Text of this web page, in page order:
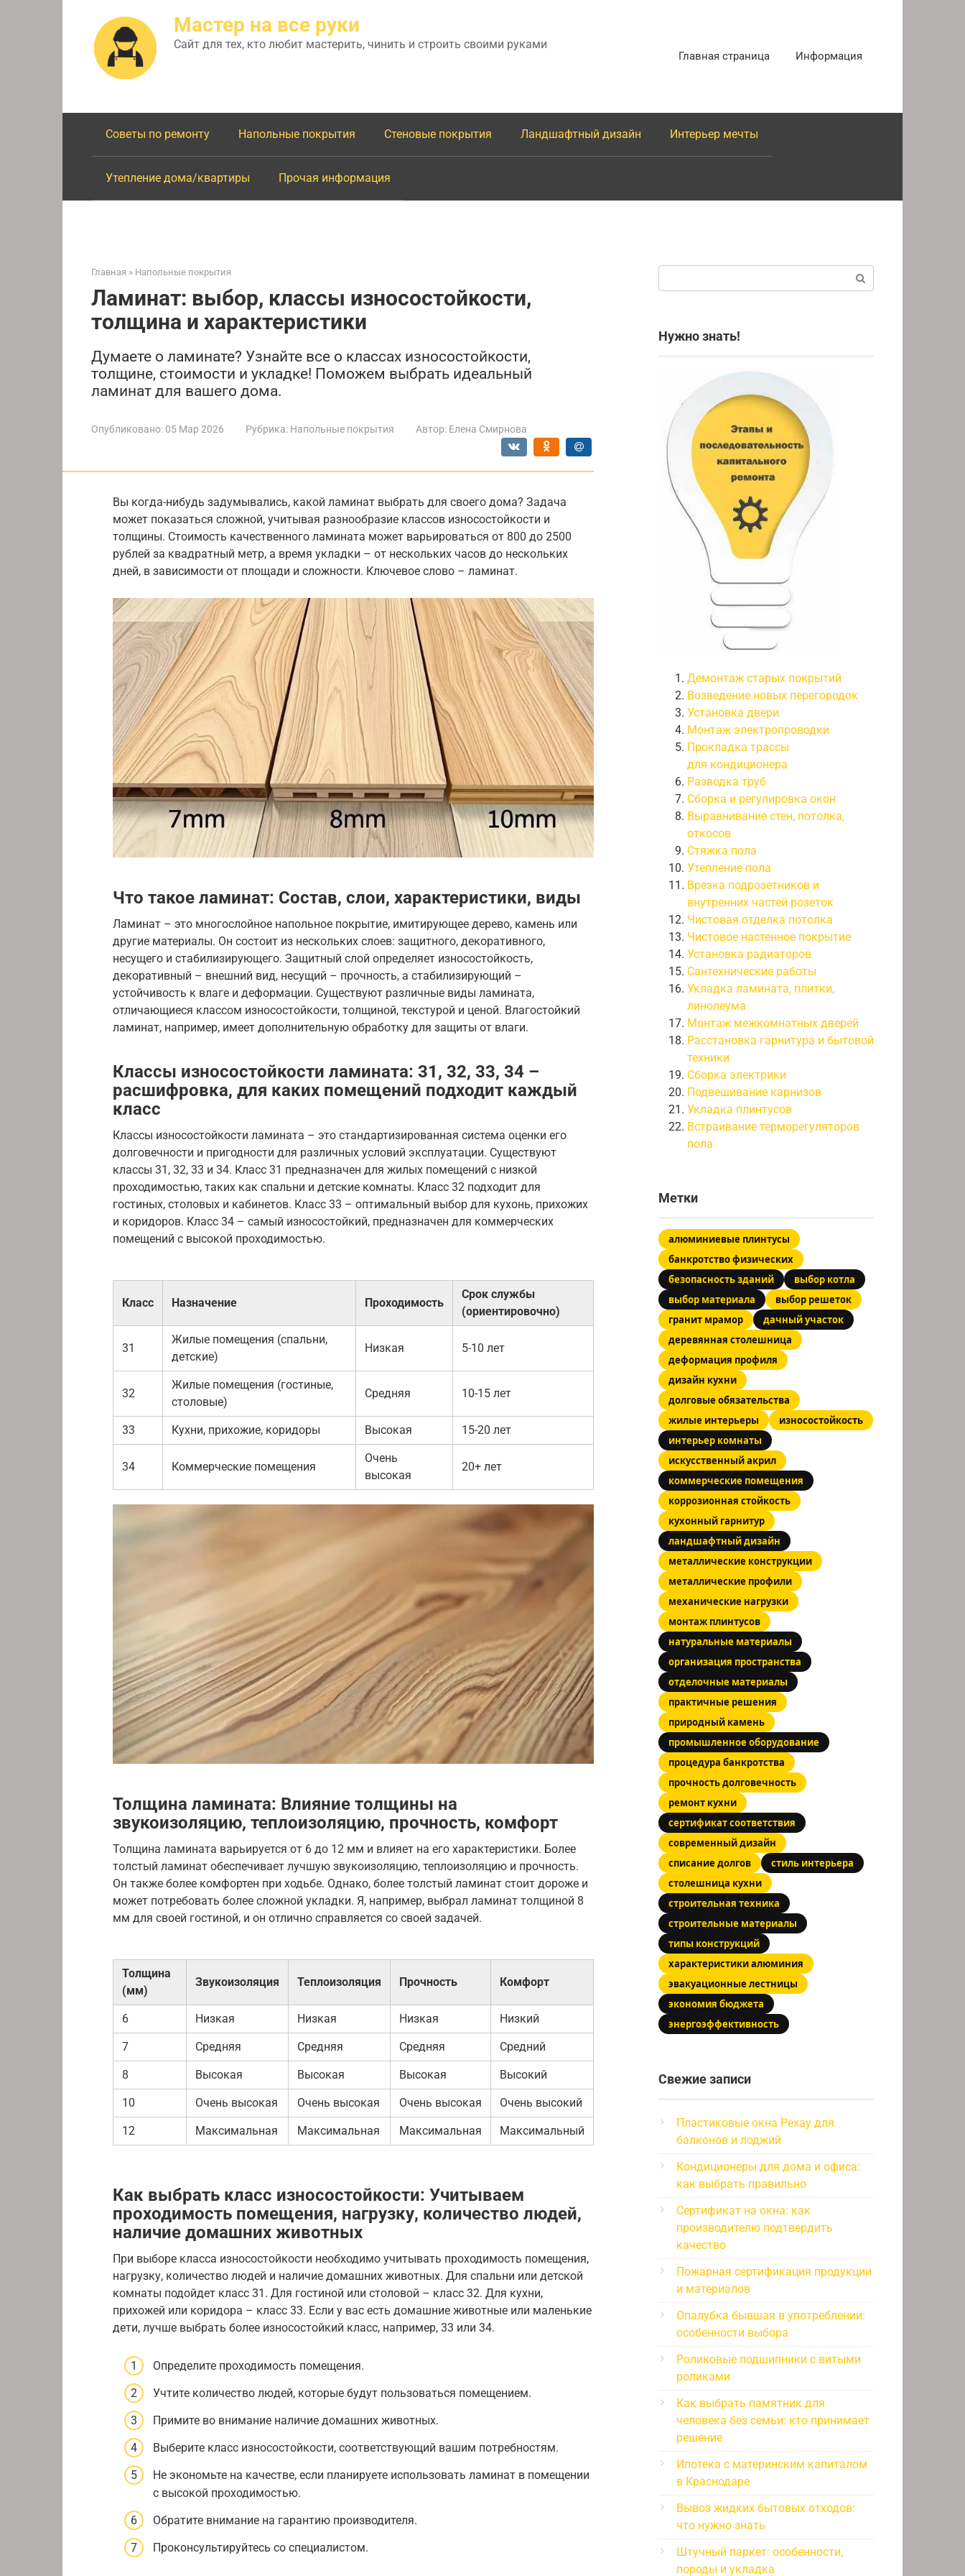
Мастер на все руки
Сайт для тех, кто любит мастерить, чинить и строить своими руками
Главная страница Информация
Советы по ремонту Напольные покрытия Стеновые покрытия Ландшафтный дизайн Интерьер мечты
Утепление дома/квартиры Прочая информация
Главная » Напольные покрытия
Ламинат: выбор, классы износостойкости,
толщина и характеристики
Думаете о ламинате? Узнайте все о классах износостойкости,
толщине, стоимости и укладке! Поможем выбрать идеальный
ламинат для вашего дома.
Опубликовано: 05 Мар 2026 Рубрика: Напольные покрытия Автор: Елена Смирнова
Вы когда-нибудь задумывались, какой ламинат выбрать для своего дома? Задача
может показаться сложной, учитывая разнообразие классов износостойкости и
толщины. Стоимость качественного ламината может варьироваться от 800 до 2500
рублей за квадратный метр, а время укладки – от нескольких часов до нескольких
дней, в зависимости от площади и сложности. Ключевое слово – ламинат.
Что такое ламинат: Состав, слои, характеристики, виды
Ламинат – это многослойное напольное покрытие, имитирующее дерево, камень или
другие материалы. Он состоит из нескольких слоев: защитного, декоративного,
несущего и стабилизирующего. Защитный слой определяет износостойкость,
декоративный – внешний вид, несущий – прочность, а стабилизирующий –
устойчивость к влаге и деформации. Существуют различные виды ламината,
отличающиеся классом износостойкости, толщиной, текстурой и ценой. Влагостойкий
ламинат, например, имеет дополнительную обработку для защиты от влаги.
Классы износостойкости ламината: 31, 32, 33, 34 –
расшифровка, для каких помещений подходит каждый
класс
Классы износостойкости ламината – это стандартизированная система оценки его
долговечности и пригодности для различных условий эксплуатации. Существуют
классы 31, 32, 33 и 34. Класс 31 предназначен для жилых помещений с низкой
проходимостью, таких как спальни и детские комнаты. Класс 32 подходит для
гостиных, столовых и кабинетов. Класс 33 – оптимальный выбор для кухонь, прихожих
и коридоров. Класс 34 – самый износостойкий, предназначен для коммерческих
помещений с высокой проходимостью.
Класс Назначение Проходимость
Срок службы
(ориентировочно)
31
Жилые помещения (спальни,
детские)
Низкая 5-10 лет
32
Жилые помещения (гостиные,
столовые)
Средняя 10-15 лет
33 Кухни, прихожие, коридоры Высокая 15-20 лет
34 Коммерческие помещения
Очень
высокая
20+ лет
Толщина ламината: Влияние толщины на
звукоизоляцию, теплоизоляцию, прочность, комфорт
Толщина ламината варьируется от 6 до 12 мм и влияет на его характеристики. Более
толстый ламинат обеспечивает лучшую звукоизоляцию, теплоизоляцию и прочность.
Он также более комфортен при ходьбе. Однако, более толстый ламинат стоит дороже и
может потребовать более сложной укладки. Я, например, выбрал ламинат толщиной 8
мм для своей гостиной, и он отлично справляется со своей задачей.
Толщина
(мм)
Звукоизоляция Теплоизоляция Прочность Комфорт
6 Низкая Низкая Низкая Низкий
7 Средняя Средняя Средняя Средний
8 Высокая Высокая Высокая Высокий
10 Очень высокая Очень высокая Очень высокая Очень высокий
12 Максимальная Максимальная Максимальная Максимальный
Как выбрать класс износостойкости: Учитываем
проходимость помещения, нагрузку, количество людей,
наличие домашних животных
При выборе класса износостойкости необходимо учитывать проходимость помещения,
нагрузку, количество людей и наличие домашних животных. Для спальни или детской
комнаты подойдет класс 31. Для гостиной или столовой – класс 32. Для кухни,
прихожей или коридора – класс 33. Если у вас есть домашние животные или маленькие
дети, лучше выбрать более износостойкий класс, например, 33 или 34.
Определите проходимость помещения.
Учтите количество людей, которые будут пользоваться помещением.
Примите во внимание наличие домашних животных.
Выберите класс износостойкости, соответствующий вашим потребностям.
Не экономьте на качестве, если планируете использовать ламинат в помещении
с высокой проходимостью.
Обратите внимание на гарантию производителя.
Проконсультируйтесь со специалистом.
Нужно знать!
Демонтаж старых покрытий
Возведение новых перегородок
Установка двери
Монтаж электропроводки
Прокладка трассы
для кондиционера
Разводка труб
Сборка и регулировка окон
Выравнивание стен, потолка,
откосов
Стяжка пола
Утепление пола
Врезка подрозетников и
внутренних частей розеток
Чистовая отделка потолка
Чистовое настенное покрытие
Установка радиаторов
Сантехнические работы
Укладка ламината, плитки,
линолеума
Монтаж межкомнатных дверей
Расстановка гарнитура и бытовой
техники
Сборка электрики
Подвешивание карнизов
Укладка плинтусов
Встраивание терморегуляторов
пола
Метки
алюминиевые плинтусы
банкротство физических
безопасность зданий
выбор котла
выбор материала
выбор решеток
гранит мрамор
дачный участок
деревянная столешница
деформация профиля
дизайн кухни
долговые обязательства
жилые интерьеры
износостойкость
интерьер комнаты
искусственный акрил
коммерческие помещения
коррозионная стойкость
кухонный гарнитур
ландшафтный дизайн
металлические конструкции
металлические профили
механические нагрузки
монтаж плинтусов
натуральные материалы
организация пространства
отделочные материалы
практичные решения
природный камень
промышленное оборудование
процедура банкротства
прочность долговечность
ремонт кухни
сертификат соответствия
современный дизайн
списание долгов
стиль интерьера
столешница кухни
строительная техника
строительные материалы
типы конструкций
характеристики алюминия
эвакуационные лестницы
экономия бюджета
энергоэффективность
Свежие записи
Пластиковые окна Рехау для
балконов и лоджий
Кондиционеры для дома и офиса:
как выбрать правильно
Сертификат на окна: как
производителю подтвердить
качество
Пожарная сертификация продукции
и материалов
Опалубка бывшая в употреблении:
особенности выбора
Роликовые подшипники с витыми
роликами
Как выбрать памятник для
человека без семьи: кто принимает
решение
Ипотека с материнским капиталом
в Краснодаре
Вывоз жидких бытовых отходов:
что нужно знать
Штучный паркет: особенности,
породы и укладка